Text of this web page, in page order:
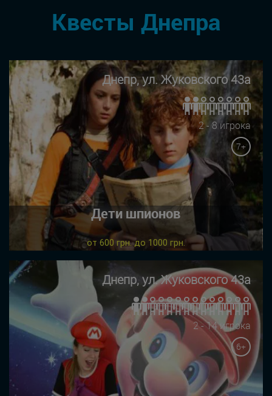
Квесты Днепра
Днепр, ул. Жуковского 43а
2 - 8 игрока
7+
Дети шпионов
от 600 грн. до 1000 грн.
Днепр, ул. Жуковского 43а
2 - 14 игрока
6+